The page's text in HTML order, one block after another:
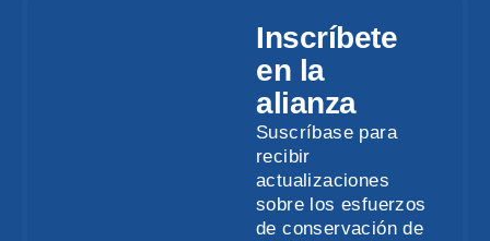
Inscríbete
en la
alianza
Suscríbase para
recibir
actualizaciones
sobre los esfuerzos
de conservación de